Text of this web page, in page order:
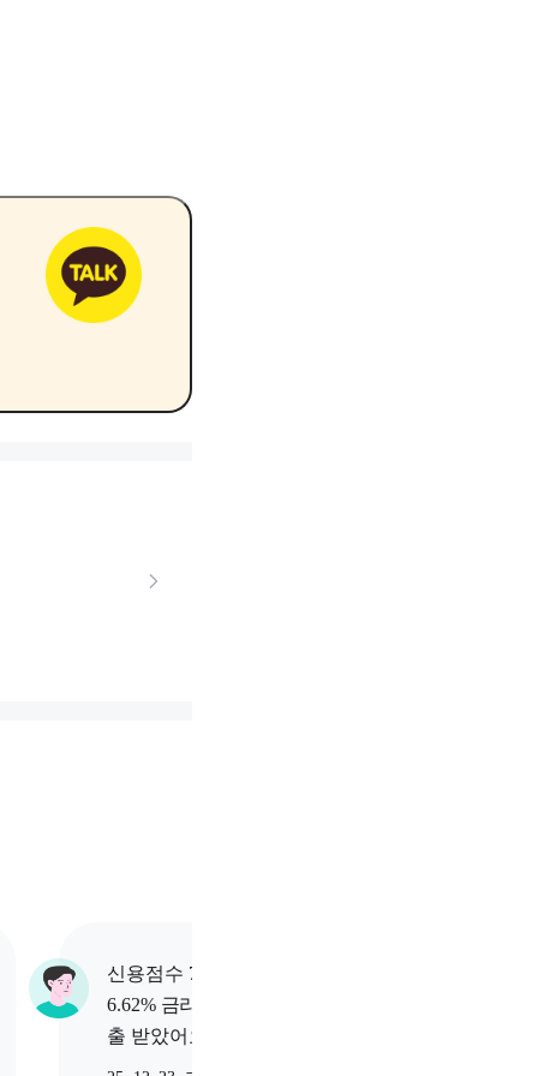
신용점수 701점 고객님이
6.62% 금리로 1,000만원 대
출 받았어요.